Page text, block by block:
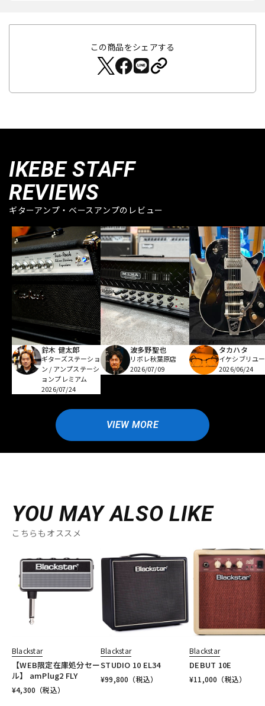
この商品をシェアする
IKEBE STAFF
REVIEWS
ギターアンプ・ベースアンプのレビュー
鈴木 健太郎
ギターズステーショ
ン / アンプステーシ
ョンプレミアム
2026/07/24
波多野聖也
リボレ秋葉原店
2026/07/09
タカハタ
イケシブリユ
2026/06/24
VIEW MORE
YOU MAY ALSO LIKE
こちらもオススメ
Blackstar
【WEB限定在庫処分セー
ル】 amPlug2 FLY
¥4,300 （税込）
Blackstar
STUDIO 10 EL34
¥99,800 （税込）
Blackstar
DEBUT 10E
¥11,000 （税込）